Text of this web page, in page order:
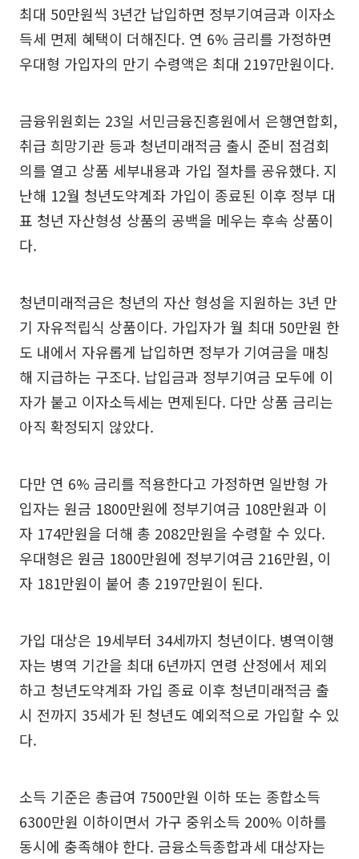
최대 50만원씩 3년간 납입하면 정부기여금과 이자소
득세 면제 혜택이 더해진다. 연 6% 금리를 가정하면
우대형 가입자의 만기 수령액은 최대 2197만원이다.
금융위원회는 23일 서민금융진흥원에서 은행연합회,
취급 희망기관 등과 청년미래적금 출시 준비 점검회
의를 열고 상품 세부내용과 가입 절차를 공유했다. 지
난해 12월 청년도약계좌 가입이 종료된 이후 정부 대
표 청년 자산형성 상품의 공백을 메우는 후속 상품이
다.
청년미래적금은 청년의 자산 형성을 지원하는 3년 만
기 자유적립식 상품이다. 가입자가 월 최대 50만원 한
도 내에서 자유롭게 납입하면 정부가 기여금을 매칭
해 지급하는 구조다. 납입금과 정부기여금 모두에 이
자가 붙고 이자소득세는 면제된다. 다만 상품 금리는
아직 확정되지 않았다.
다만 연 6% 금리를 적용한다고 가정하면 일반형 가
입자는 원금 1800만원에 정부기여금 108만원과 이
자 174만원을 더해 총 2082만원을 수령할 수 있다.
우대형은 원금 1800만원에 정부기여금 216만원, 이
자 181만원이 붙어 총 2197만원이 된다.
가입 대상은 19세부터 34세까지 청년이다. 병역이행
자는 병역 기간을 최대 6년까지 연령 산정에서 제외
하고 청년도약계좌 가입 종료 이후 청년미래적금 출
시 전까지 35세가 된 청년도 예외적으로 가입할 수 있
다.
소득 기준은 총급여 7500만원 이하 또는 종합소득
6300만원 이하이면서 가구 중위소득 200% 이하를
동시에 충족해야 한다. 금융소득종합과세 대상자는